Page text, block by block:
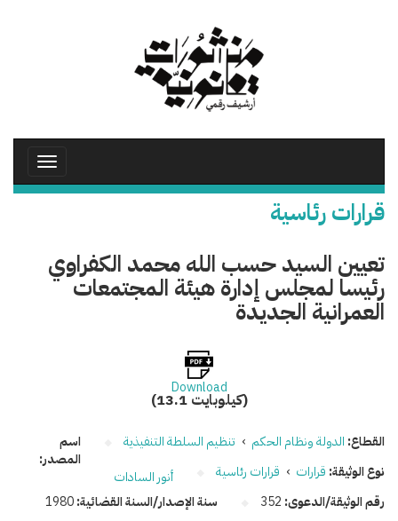
Toggle
قرارات رئاسية
تعيين السيد حسب الله محمد الكفراوي
رئيسا لمجلس إدارة هيئة المجتمعات
العمرانية الجديدة
Download
(13.1 كيلوبايت)
القطاع: الدولة ونظام الحكم › تنظيم السلطة التنفيذية
نوع الوثيقة: قرارات › قرارات رئاسية
رقم الوثيقة/الدعوى: 352 سنة الإصدار/السنة القضائية:1980
اسم
المصدر:
أنور السادات